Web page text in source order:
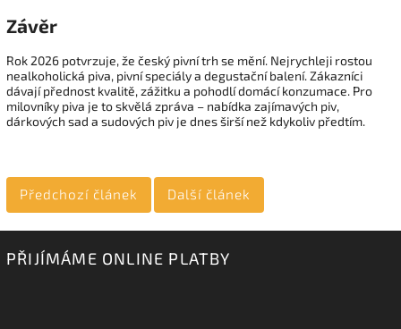
Závěr
Rok 2026 potvrzuje, že český pivní trh se mění. Nejrychleji rostou
nealkoholická piva, pivní speciály a degustační balení. Zákazníci
dávají přednost kvalitě, zážitku a pohodlí domácí konzumace. Pro
milovníky piva je to skvělá zpráva – nabídka zajímavých piv,
dárkových sad a sudových piv je dnes širší než kdykoliv předtím.
Předchozí článek Další článek
PŘIJÍMÁME ONLINE PLATBY